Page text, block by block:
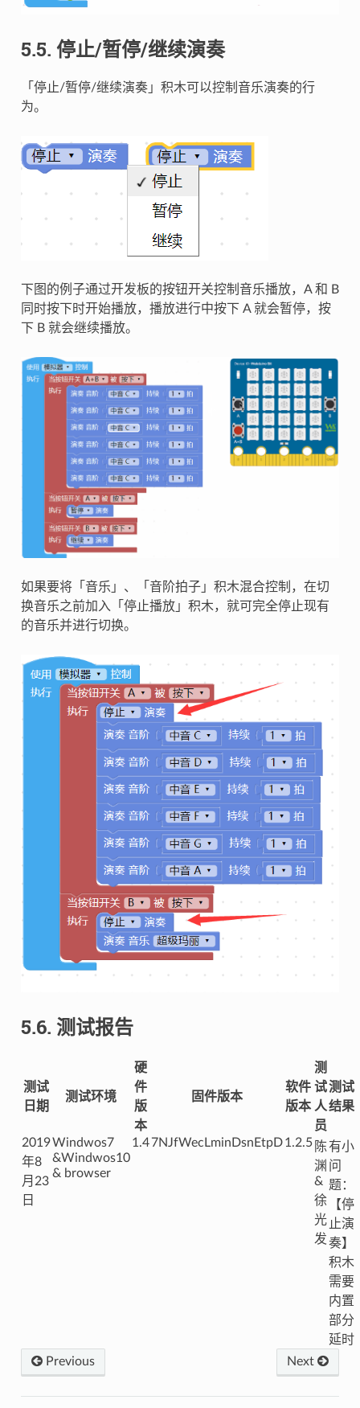
5.5. 停止/暂停/继续演奏
「停止/暂停/继续演奏」积木可以控制音乐演奏的行
为。
下图的例子通过开发板的按钮开关控制音乐播放，A 和 B
同时按下时开始播放，播放进行中按下 A 就会暂停，按
下 B 就会继续播放。
如果要将「音乐」、「音阶拍子」积木混合控制，在切
换音乐之前加入「停止播放」积木，就可完全停止现有
的音乐并进行切换。
5.6. 测试报告
测试
日期
测试环境
硬
件
版
本
固件版本
软件
版本
测
试
人
员
测试
结果
2019
年8
月23
日
Windwos7
&Windwos10
& browser
1.47NJfWecLminDsnEtpD1.2.5 陈
渊
&
徐
光
发
有小
问
题：
【停
止演
奏】
积木
需要
内置
部分
延时
Next
Previous